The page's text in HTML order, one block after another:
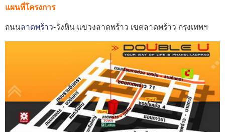
แผนที่โครงการ
ถนนลาดพร้าว-วังหิน แขวงลาดพร้าว เขตลาดพร้าว กรุงเทพฯ